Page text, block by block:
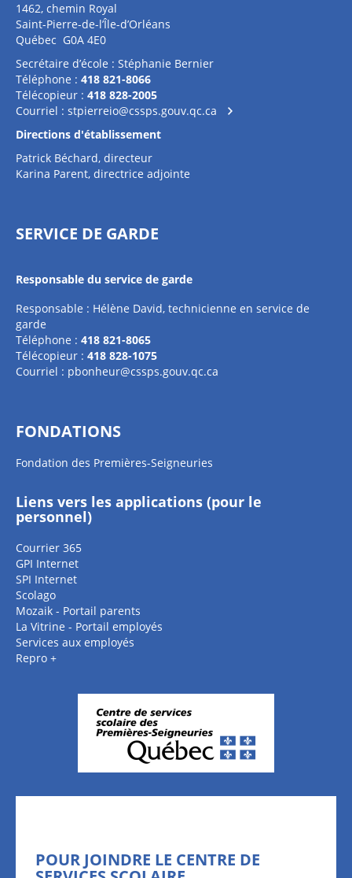
1462, chemin Royal
Saint-Pierre-de-l’Île-d’Orléans
Québec G0A 4E0
Secrétaire d’école : Stéphanie Bernier
Téléphone : 418 821-8066
Télécopieur : 418 828-2005
Courriel : stpierreio@cssps.gouv.qc.ca
Directions d'établissement
Patrick Béchard, directeur
Karina Parent, directrice adjointe
SERVICE DE GARDE
Responsable du service de garde
Responsable : Hélène David, technicienne en service de
garde
Téléphone : 418 821-8065
Télécopieur : 418 828-1075
Courriel : pbonheur@cssps.gouv.qc.ca
FONDATIONS
Fondation des Premières-Seigneuries
Liens vers les applications (pour le
personnel)
Courrier 365
GPI Internet
SPI Internet
Scolago
Mozaik - Portail parents
La Vitrine - Portail employés
Services aux employés
Repro +
POUR JOINDRE LE CENTRE DE